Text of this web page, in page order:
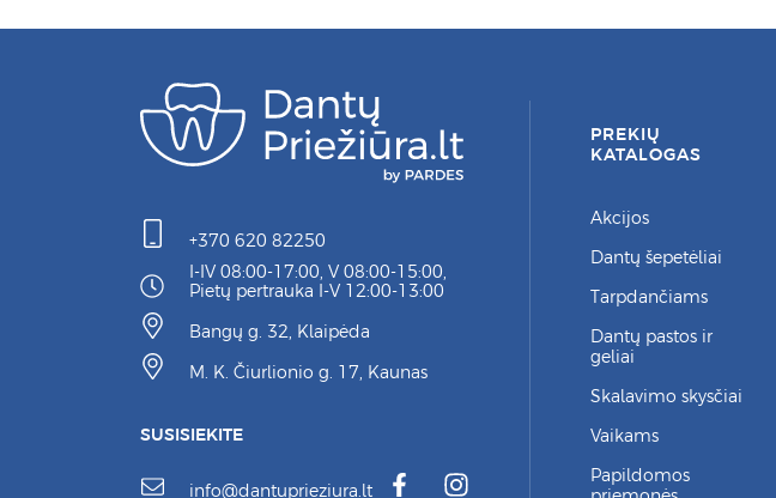
+370 620 82250
I-IV 08:00-17:00, V 08:00-15:00,
Pietų pertrauka I-V 12:00-13:00
Bangų g. 32, Klaipėda
M. K. Čiurlionio g. 17, Kaunas
SUSISIEKITE
info@dantuprieziura.lt
PREKIŲ
KATALOGAS
Akcijos
Dantų šepetėliai
Tarpdančiams
Dantų pastos ir
geliai
Skalavimo skysčiai
Vaikams
Papildomos